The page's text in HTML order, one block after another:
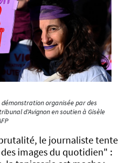
organisée par des
d'Avignon en soutien à Gisèle
le journaliste tente
images du quotidien" :